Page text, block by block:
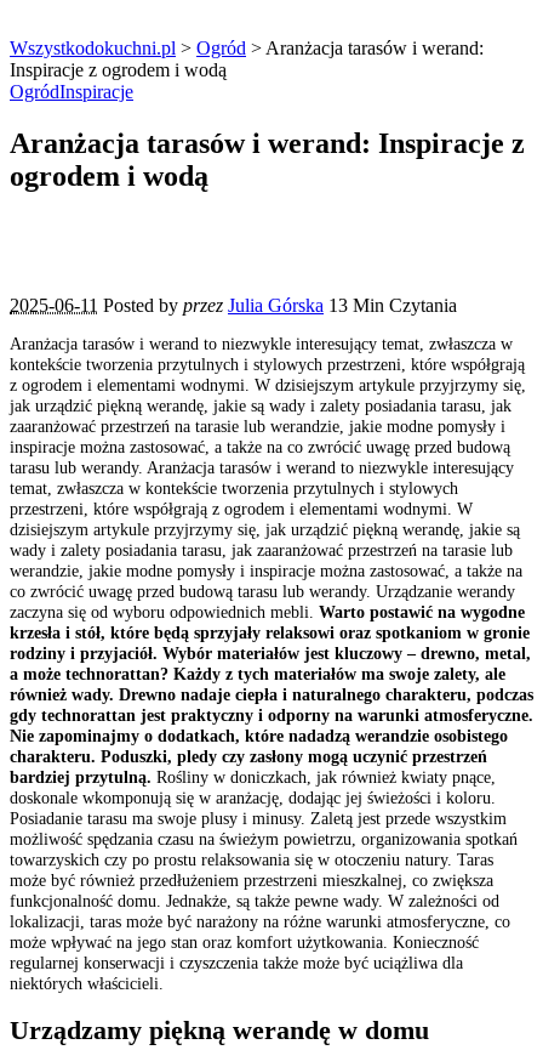
Wszystkodokuchni.pl > Ogród > Aranżacja tarasów i werand:
Inspiracje z ogrodem i wodą
OgródInspiracje
Aranżacja tarasów i werand: Inspiracje z
ogrodem i wodą
2025-06-11 Posted by przez Julia Górska 13 Min Czytania
Aranżacja tarasów i werand to niezwykle interesujący temat, zwłaszcza w
kontekście tworzenia przytulnych i stylowych przestrzeni, które współgrają
z ogrodem i elementami wodnymi. W dzisiejszym artykule przyjrzymy się,
jak urządzić piękną werandę, jakie są wady i zalety posiadania tarasu, jak
zaaranżować przestrzeń na tarasie lub werandzie, jakie modne pomysły i
inspiracje można zastosować, a także na co zwrócić uwagę przed budową
tarasu lub werandy. Aranżacja tarasów i werand to niezwykle interesujący
temat, zwłaszcza w kontekście tworzenia przytulnych i stylowych
przestrzeni, które współgrają z ogrodem i elementami wodnymi. W
dzisiejszym artykule przyjrzymy się, jak urządzić piękną werandę, jakie są
wady i zalety posiadania tarasu, jak zaaranżować przestrzeń na tarasie lub
werandzie, jakie modne pomysły i inspiracje można zastosować, a także na
co zwrócić uwagę przed budową tarasu lub werandy. Urządzanie werandy
zaczyna się od wyboru odpowiednich mebli. Warto postawić na wygodne
krzesła i stół, które będą sprzyjały relaksowi oraz spotkaniom w gronie
rodziny i przyjaciół. Wybór materiałów jest kluczowy – drewno, metal,
a może technorattan? Każdy z tych materiałów ma swoje zalety, ale
również wady. Drewno nadaje ciepła i naturalnego charakteru, podczas
gdy technorattan jest praktyczny i odporny na warunki atmosferyczne.
Nie zapominajmy o dodatkach, które nadadzą werandzie osobistego
charakteru. Poduszki, pledy czy zasłony mogą uczynić przestrzeń
bardziej przytulną. Rośliny w doniczkach, jak również kwiaty pnące,
doskonale wkomponują się w aranżację, dodając jej świeżości i koloru.
Posiadanie tarasu ma swoje plusy i minusy. Zaletą jest przede wszystkim
możliwość spędzania czasu na świeżym powietrzu, organizowania spotkań
towarzyskich czy po prostu relaksowania się w otoczeniu natury. Taras
może być również przedłużeniem przestrzeni mieszkalnej, co zwiększa
funkcjonalność domu. Jednakże, są także pewne wady. W zależności od
lokalizacji, taras może być narażony na różne warunki atmosferyczne, co
może wpływać na jego stan oraz komfort użytkowania. Konieczność
regularnej konserwacji i czyszczenia także może być uciążliwa dla
niektórych właścicieli.
Urządzamy piękną werandę w domu